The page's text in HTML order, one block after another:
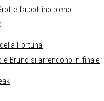
fa bottino pieno
Fortuna
e Bruno si arrendono in finale